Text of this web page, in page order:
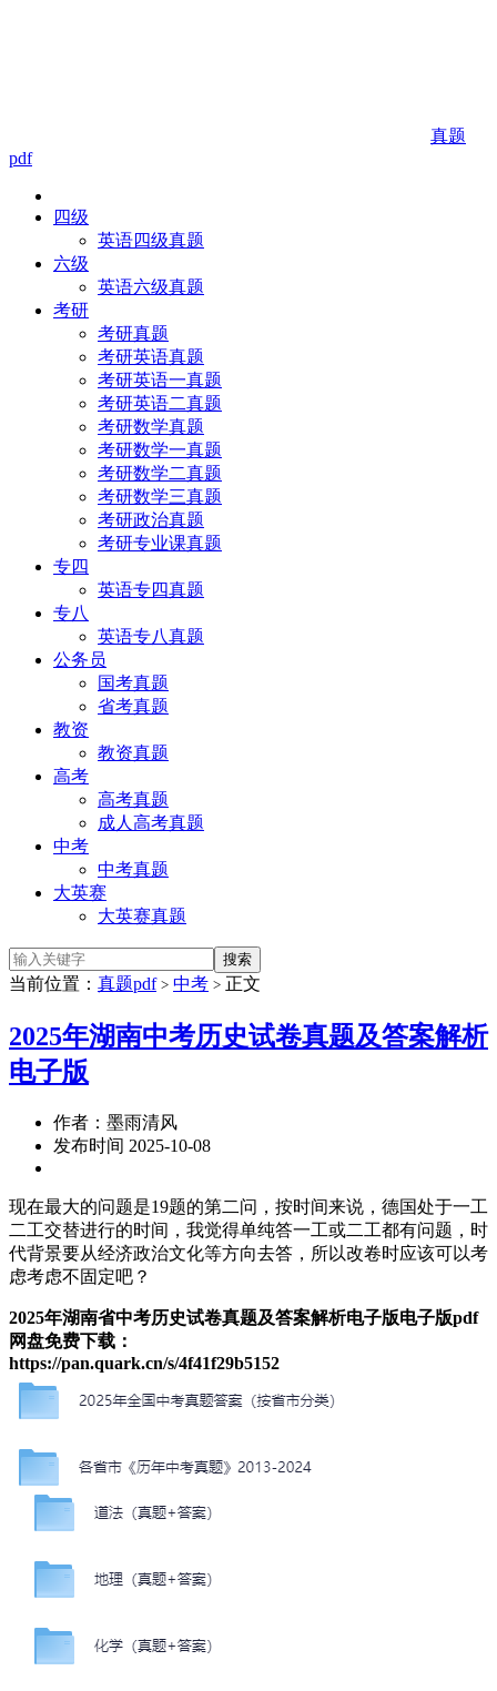
真题
pdf
四级
英语四级真题
六级
英语六级真题
考研
考研真题
考研英语真题
考研英语一真题
考研英语二真题
考研数学真题
考研数学一真题
考研数学二真题
考研数学三真题
考研政治真题
考研专业课真题
专四
英语专四真题
专八
英语专八真题
公务员
国考真题
省考真题
教资
教资真题
高考
高考真题
成人高考真题
中考
中考真题
大英赛
大英赛真题
当前位置： 真题pdf > 中考 > 正文
2025年湖南中考历史试卷真题及答案解析
电子版
作者：墨雨清风
发布时间 2025-10-08
现在最大的问题是19题的第二问，按时间来说，德国处于一工
二工交替进行的时间，我觉得单纯答一工或二工都有问题，时
代背景要从经济政治文化等方向去答，所以改卷时应该可以考
虑考虑不固定吧？
2025年湖南省中考历史试卷真题及答案解析电子版电子版pdf
网盘免费下载：
https://pan.quark.cn/s/4f41f29b5152